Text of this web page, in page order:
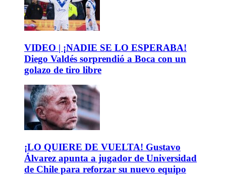
VIDEO | ¡NADIE SE LO ESPERABA!
Diego Valdés sorprendió a Boca con un
golazo de tiro libre
¡LO QUIERE DE VUELTA! Gustavo
Álvarez apunta a jugador de Universidad
de Chile para reforzar su nuevo equipo